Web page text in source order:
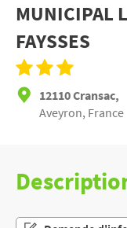
MUNICIPAL
FAYSSES
12110 Cransac,
Aveyron, France